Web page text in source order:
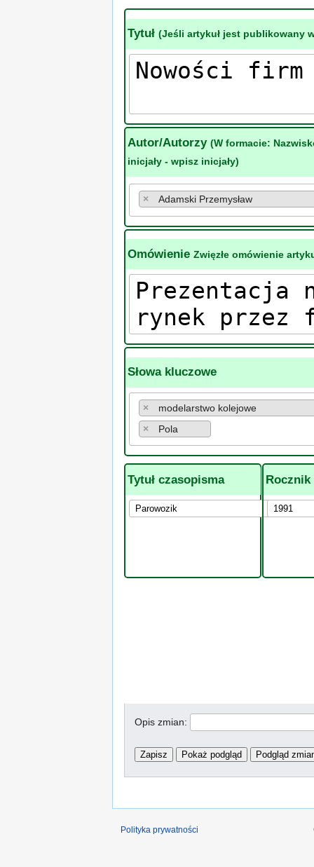
Tytuł (Jeśli artykuł jest publikowany
Autor/Autorzy (W formacie:
inicjały - wpisz inicjały)
× Adamski Przemysław
Omówienie Zwięzłe omówienie
Słowa kluczowe
×
modelarstwo kolejowe
×
Pola
Tytuł czasopisma Rocznik
Opis zmian:
Polityka prywatności